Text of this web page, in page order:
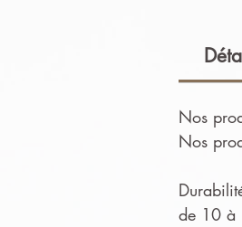
Nos
Nos
de 10 à